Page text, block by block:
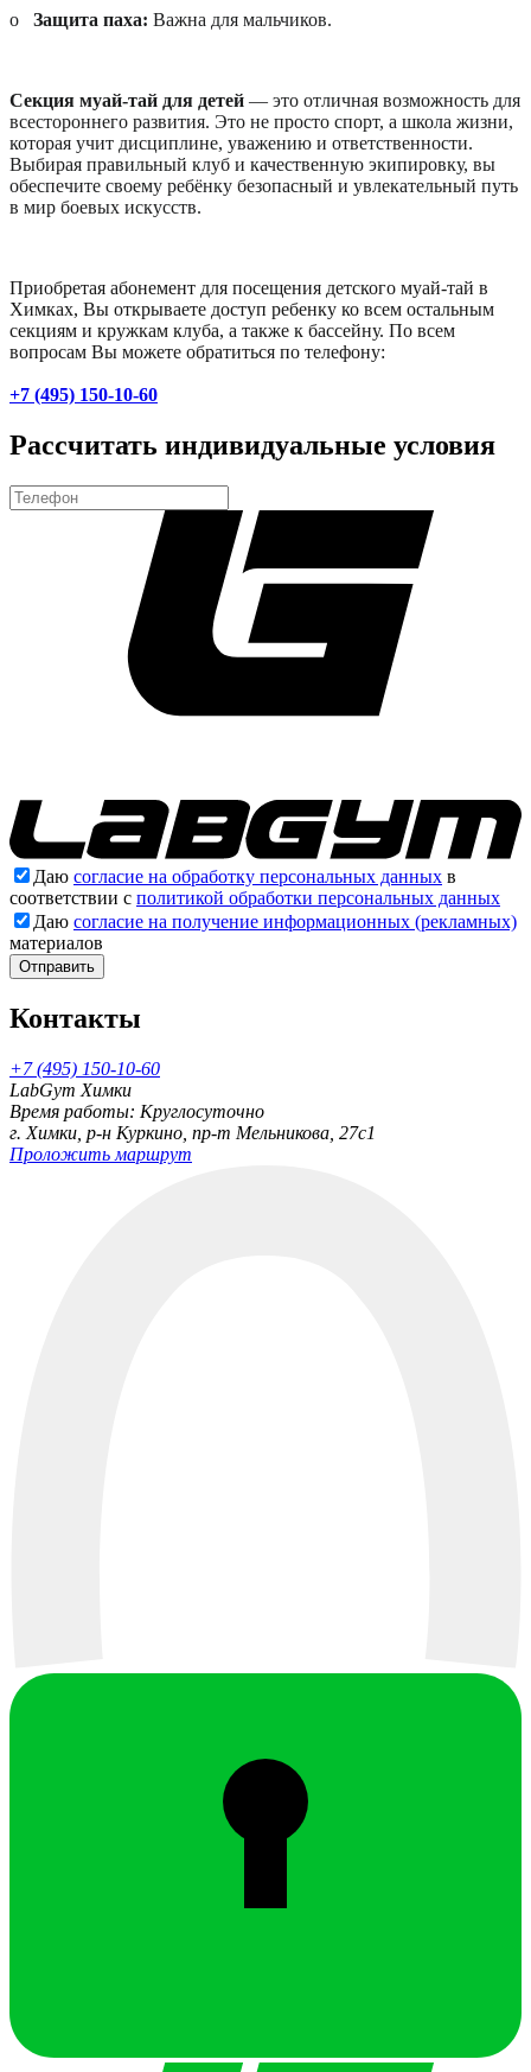
o Защита паха: Важна для мальчиков.
Секция муай-тай для детей — это отличная возможность для
всестороннего развития. Это не просто спорт, а школа жизни,
которая учит дисциплине, уважению и ответственности.
Выбирая правильный клуб и качественную экипировку, вы
обеспечите своему ребёнку безопасный и увлекательный путь
в мир боевых искусств.
Приобретая абонемент для посещения детского муай-тай в
Химках, Вы открываете доступ ребенку ко всем остальным
секциям и кружкам клуба, а также к бассейну. По всем
вопросам Вы можете обратиться по телефону:
+7 (495) 150-10-60
Рассчитать индивидуальные условия
Даю согласие на обработку персональных данных в
соответствии с политикой обработки персональных данных
Даю согласие на получение информационных (рекламных)
материалов
Отправить
Контакты
+7 (495) 150-10-60
LabGym Химки
Время работы: Круглосуточно
г. Химки, р-н Куркино, пр-т Мельникова, 27c1
Проложить маршрут